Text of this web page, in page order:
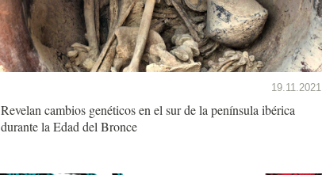
19.11.2021
Revelan cambios genéticos en el sur de la península ibérica
durante la Edad del Bronce